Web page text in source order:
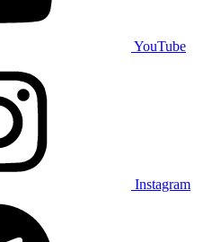
YouTube
Instagram